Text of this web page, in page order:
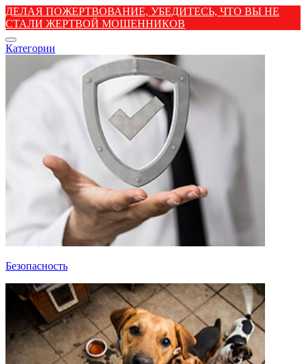
ДЕЛАЯ ПОЖЕРТВОВАНИЕ, УБЕДИТЕСЬ, ЧТО ВЫ НЕ
СТАЛИ ЖЕРТВОЙ МОШЕННИКОВ
Категории
Безопасность